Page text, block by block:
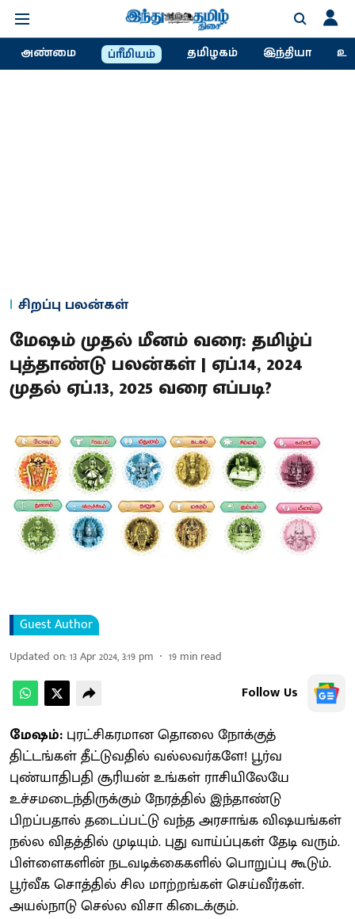
அண்மை ப்ரீமியம் தமிழகம் இந்தியா
சிறப்பு பலன்கள்
மேஷம் முதல் மீனம் வரை: தமிழ்ப்
புத்தாண்டு பலன்கள் | ஏப்.14, 2024
முதல் ஏப்.13, 2025 வரை எப்படி?
Guest Author
Updated on:13 Apr 2024, 3:19 pm 19 min read
Follow Us
மேஷம்: புரட்சிகரமான தொலை நோக்குத்
திட்டங்கள் தீட்டுவதில் வல்லவர்களே! பூர்வ
புண்யாதிபதி சூரியன் உங்கள் ராசியிலேயே
உச்சமடைந்திருக்கும் நேரத்தில் இந்தாண்டு
பிறப்பதால் தடைப்பட்டு வந்த அரசாங்க விஷயங்கள்
நல்ல விதத்தில் முடியும். புது வாய்ப்புகள் தேடி வரும்.
பிள்ளைகளின் நடவடிக்கைகளில் பொறுப்பு கூடும்.
பூர்வீக சொத்தில் சில மாற்றங்கள் செய்வீர்கள்.
அயல்நாடு செல்ல விசா கிடைக்கும்.